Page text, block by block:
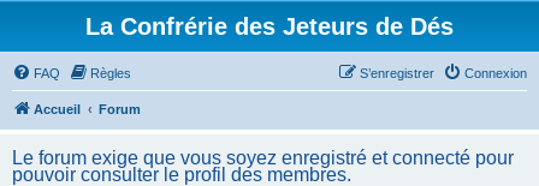
La Confrérie des Jeteurs de Dés
FAQ Règles Connexion
S’enregistrer
Accueil Forum
Le forum exige que vous soyez enregistré et connecté pour
pouvoir consulter le profil des membres.